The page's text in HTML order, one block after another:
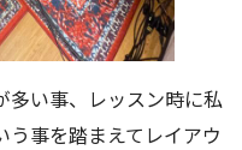
多い事、レッスン時に私
事を踏まえてレイアウ